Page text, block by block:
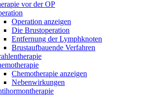
vor der OP
Operation anzeigen
Die Brustoperation
Entfernung der Lymphknoten
Brustaufbauende Verfahren
Chemotherapie anzeigen
Nebenwirkungen